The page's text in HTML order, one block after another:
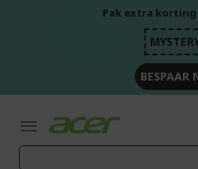
Pak extra korting
BESPAAR